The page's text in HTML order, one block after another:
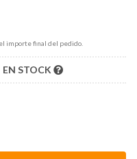
importe final del pedido.
EN STOCK